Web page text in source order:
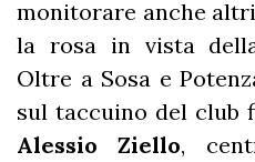
monitorare anche
la rosa in vista
Oltre a Sosa e
sul taccuino del club
Alessio Ziello,